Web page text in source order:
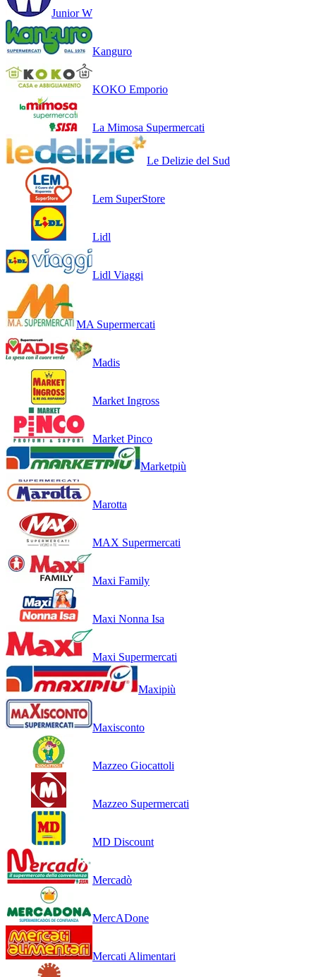
Junior W
Kanguro
KOKO Emporio
La Mimosa Supermercati
Le Delizie del Sud
Lem SuperStore
Lidl
Lidl Viaggi
MA Supermercati
Madis
Market Ingross
Market Pinco
Marketpiù
Marotta
MAX Supermercati
Maxi Family
Maxi Nonna Isa
Maxi Supermercati
Maxipiù
Maxisconto
Mazzeo Giocattoli
Mazzeo Supermercati
MD Discount
Mercadò
MercADone
Mercati Alimentari